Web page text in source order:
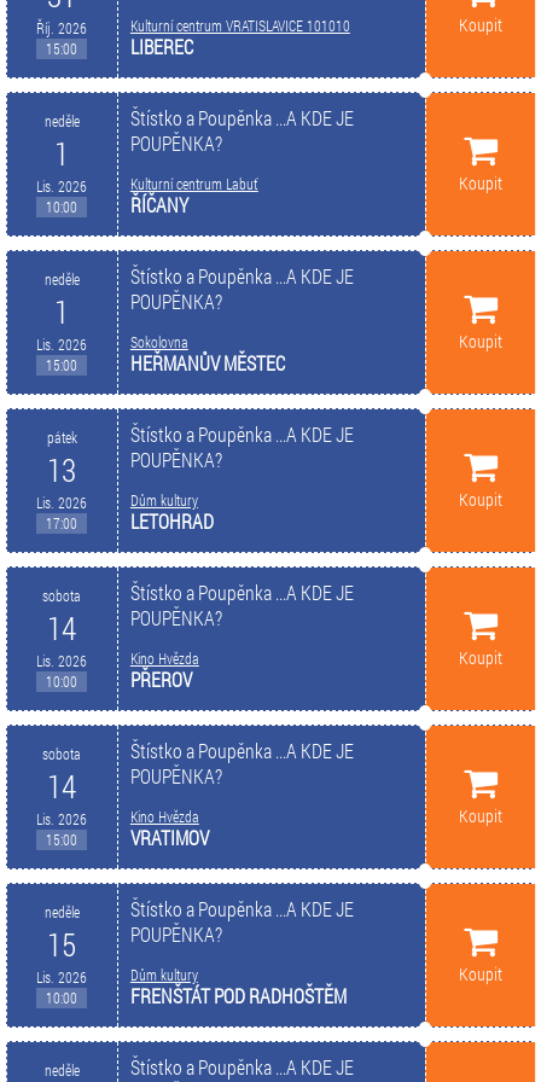
Říj. 2026
15:00
Kulturní centrum VRATISLAVICE 101010
LIBEREC
Koupit
neděle
1
Lis. 2026
10:00
Štístko a Poupěnka ...A KDE JE
POUPĚNKA?
Kulturní centrum Labuť
ŘÍČANY
Koupit
neděle
1
Lis. 2026
15:00
Štístko a Poupěnka ...A KDE JE
POUPĚNKA?
Sokolovna
HEŘMANŮV MĚSTEC
Koupit
pátek
13
Lis. 2026
17:00
Štístko a Poupěnka ...A KDE JE
POUPĚNKA?
Dům kultury
LETOHRAD
Koupit
sobota
14
Lis. 2026
10:00
Štístko a Poupěnka ...A KDE JE
POUPĚNKA?
Kino Hvězda
PŘEROV
Koupit
sobota
14
Lis. 2026
15:00
Štístko a Poupěnka ...A KDE JE
POUPĚNKA?
Kino Hvězda
VRATIMOV
Koupit
neděle
15
Lis. 2026
10:00
Štístko a Poupěnka ...A KDE JE
POUPĚNKA?
Dům kultury
FRENŠTÁT POD RADHOŠTĚM
Koupit
neděle
Štístko a Poupěnka ...A KDE JE